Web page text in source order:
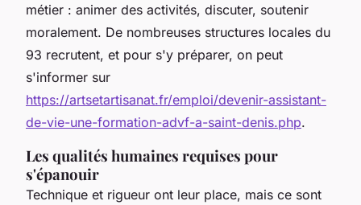
métier : animer des activités, discuter, soutenir
moralement. De nombreuses structures locales du
93 recrutent, et pour s'y préparer, on peut
s'informer sur
https://artsetartisanat.fr/emploi/devenir-assistant-
de-vie-une-formation-advf-a-saint-denis.php.
Les qualités humaines requises pour
s'épanouir
Technique et rigueur ont leur place, mais ce sont